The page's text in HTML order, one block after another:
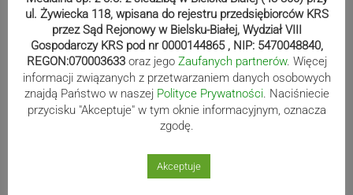
Bracia Szejowie ruszają po kolejne
punkty. Liderzy mistrzostw
wystartują w Rajdzie Rzeszowskim
Reklama
ul. Żywiecka 118, wpisana do rejestru przedsiębiorców KRS
przez Sąd Rejonowy w Bielsku-Białej, Wydział VIII
Gospodarczy KRS pod nr 0000144865 , NIP: 5470048840,
REGON:070003633 oraz jego Zaufanych partnerów. Więcej
informacji związanych z przetwarzaniem danych osobowych
znajdą Państwo w naszej Polityce Prywatności. Naciśniecie
przycisku "Akceptuje" w tym oknie informacyjnym, oznacza
zgodę.
Akceptuje